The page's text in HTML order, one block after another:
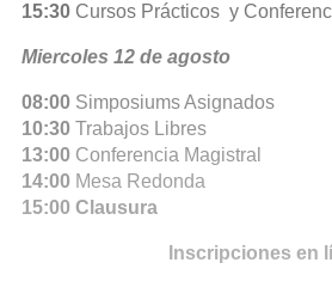
15:30 Cursos Prácticos y
Miercoles 12 de agosto
08:00 Simposiums Asignados
10:30 Trabajos Libres
13:00 Conferencia Magistral
14:00 Mesa Redonda
15:00 Clausura
Inscripciones en